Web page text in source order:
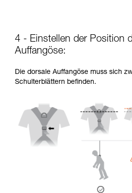
4 - Einstellen der Position
Auffangöse:
Die dorsale Auffangöse muss sich
Schulterblättern befinden.